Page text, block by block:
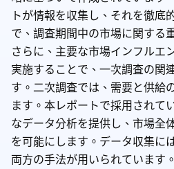
トが情報を収集し、それを徹底
で、調査期間中の市場に関する
さらに、主要な市場インフルエ
実施することで、一次調査の関
す。二次調査では、需要と供給
ます。本レポートで採用されて
なデータ分析を提供し、市場全
を可能にします。データ収集に
両方の手法が用いられています